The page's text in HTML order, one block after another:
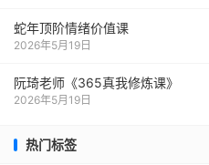
蛇年顶阶情绪价值课
2026年5月19日
阮琦老师《365真我修炼课》
2026年5月19日
热门标签